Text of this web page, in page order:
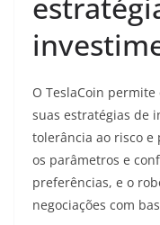
O TeslaCoin
suas estratégias de
tolerância ao risco e
os parâmetros e
preferências, e o
negociações com